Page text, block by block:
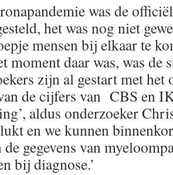
was de
het was nog niet
mensen bij elkaar te
moment daar was, was de
zijn al gestart met het
de cijfers van CBS en
aldus onderzoeker
en we kunnen
de gegevens van
bij diagnose.’